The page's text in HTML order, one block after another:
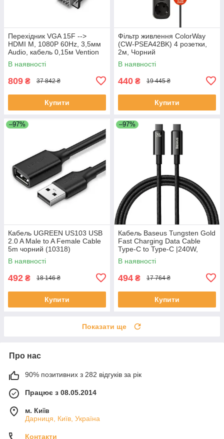
Перехідник VGA 15F -->
HDMI M, 1080P 60Hz, 3,5мм
Audio, кабель 0,15м Vention
чорний
В наявності
809 ₴ 37 842 ₴
Купити
Фільтр живлення СolorWay
(CW-PSEA42BK) 4 розетки,
2м, Чорний
В наявності
440 ₴ 19 445 ₴
Купити
–97%
Кабель UGREEN US103 USB
2.0 A Male to A Female Cable
5m чорний (10318)
В наявності
492 ₴ 18 146 ₴
Купити
–97%
Кабель Baseus Tungsten Gold
Fast Charging Data Cable
Type-C to Type-C |240W,
PD3.1, 1m|
В наявності
494 ₴ 17 764 ₴
Купити
Показати ще
Про нас
90% позитивних з 282 відгуків за рік
Працює з 08.05.2014
м. Київ
Дарниця, Київ, Україна
Контакти